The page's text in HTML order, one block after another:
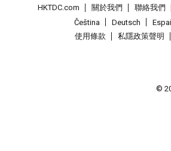
HKTDC.com 關於我們 聯絡我們
Čeština
Deutsch
使用條款
私隱政策聲明
©